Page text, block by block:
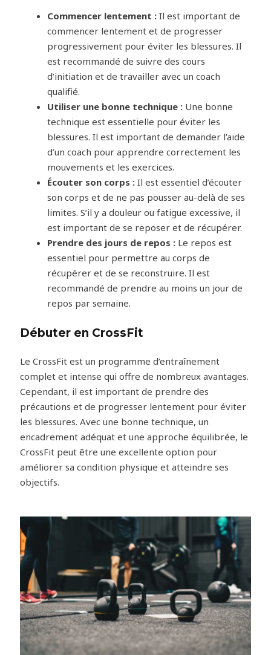
Commencer lentement : Il est important de
commencer lentement et de progresser
progressivement pour éviter les blessures. Il
est recommandé de suivre des cours
d’initiation et de travailler avec un coach
qualifié.
Utiliser une bonne technique : Une bonne
technique est essentielle pour éviter les
blessures. Il est important de demander l’aide
d’un coach pour apprendre correctement les
mouvements et les exercices.
Écouter son corps : Il est essentiel d’écouter
son corps et de ne pas pousser au-delà de ses
limites. S’il y a douleur ou fatigue excessive, il
est important de se reposer et de récupérer.
Prendre des jours de repos : Le repos est
essentiel pour permettre au corps de
récupérer et de se reconstruire. Il est
recommandé de prendre au moins un jour de
repos par semaine.
Débuter en CrossFit
Le CrossFit est un programme d’entraînement
complet et intense qui offre de nombreux avantages.
Cependant, il est important de prendre des
précautions et de progresser lentement pour éviter
les blessures. Avec une bonne technique, un
encadrement adéquat et une approche équilibrée, le
CrossFit peut être une excellente option pour
améliorer sa condition physique et atteindre ses
objectifs.